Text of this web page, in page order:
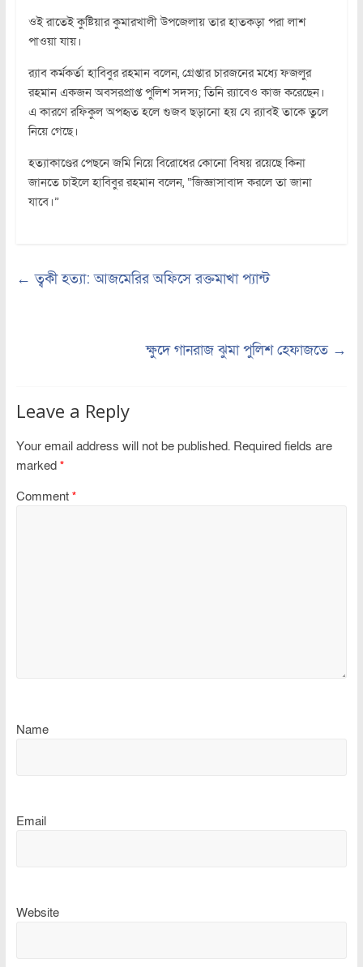
ওই রাতেই কুষ্টিয়ার কুমারখালী উপজেলায় তার হাতকড়া পরা লাশ
পাওয়া যায়।
র‌্যাব কর্মকর্তা হাবিবুর রহমান বলেন, গ্রেপ্তার চারজনের মধ্যে ফজলুর
রহমান একজন অবসরপ্রাপ্ত পুলিশ সদস্য; তিনি র‌্যাবেও কাজ করেছেন।
এ কারণে রফিকুল অপহৃত হলে গুজব ছড়ানো হয় যে র‌্যাবই তাকে তুলে
নিয়ে গেছে।
হত্যাকাণ্ডের পেছনে জমি নিয়ে বিরোধের কোনো বিষয় রয়েছে কিনা
জানতে চাইলে হাবিবুর রহমান বলেন, “জিজ্ঞাসাবাদ করলে তা জানা
যাবে।”
← ত্বকী হত্যা: আজমেরির অফিসে রক্তমাখা প্যান্ট
ক্ষুদে গানরাজ ঝুমা পুলিশ হেফাজতে →
Leave a Reply
Your email address will not be published. Required fields are
marked *
Comment *
Name
Email
Website